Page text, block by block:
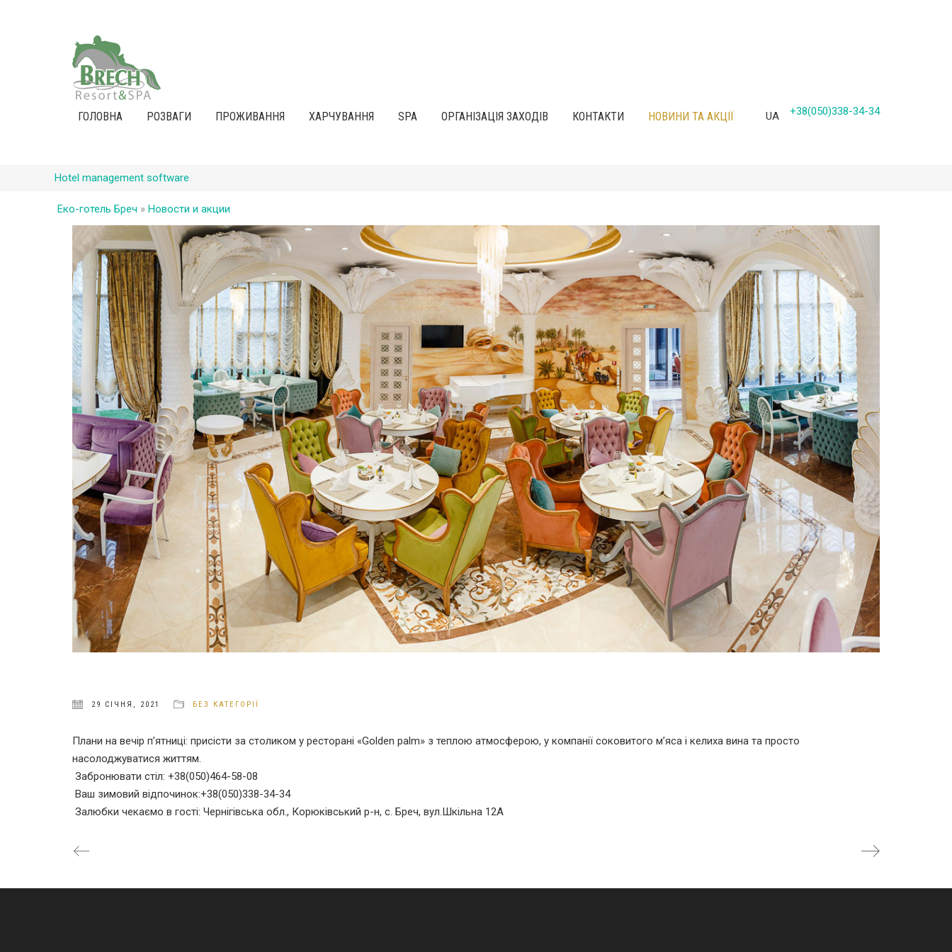
ГОЛОВНА РОЗВАГИ ПРОЖИВАННЯ ХАРЧУВАННЯ SPA ОРГАНІЗАЦІЯ ЗАХОДІВ КОНТАКТИ НОВИНИ ТА АКЦІЇ UA +38(050)338-34-34
Hotel management software
Еко-готель Бреч » Новости и акции
29 СІЧНЯ, 2021 БЕЗ КАТЕГОРІЇ
Плани на вечір п’ятниці: присісти за столиком у ресторані «Golden palm» з теплою атмосферою, у компанії соковитого м’яса і келиха вина та просто
насолоджуватися життям.
Забронювати стіл: +38(050)464-58-08
Ваш зимовий відпочинок:+38(050)338-34-34
Залюбки чекаємо в гості: Чернігівська обл., Корюківський р-н, с. Бреч, вул.Шкільна 12А